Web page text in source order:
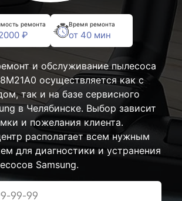
ремонта
₽
Время ремонта
от 40 мин
и обслуживание пылесоса
осуществляется как с
так и на базе сервисного
в Челябинске. Выбор зависит
и пожелания клиента.
располагает всем нужным
для диагностики и устранения
Samsung.